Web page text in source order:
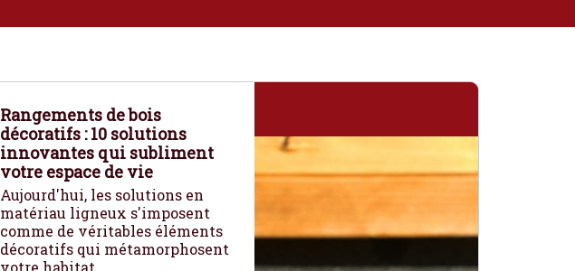
Rangements de bois
décoratifs : 10 solutions
innovantes qui subliment
votre espace de vie
Aujourd'hui, les solutions en
matériau ligneux s'imposent
comme de véritables éléments
décoratifs qui métamorphosent
votre habitat.